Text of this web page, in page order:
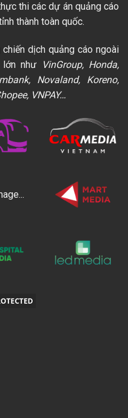
thi các dự án quảng cáo
thành toàn quốc.
dịch quảng cáo ngoài
như
VinGroup, Honda,
Novaland, Koreno,
VNPAY…